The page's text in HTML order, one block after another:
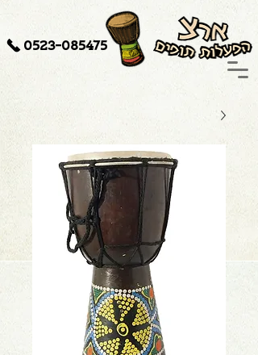
0523-085475